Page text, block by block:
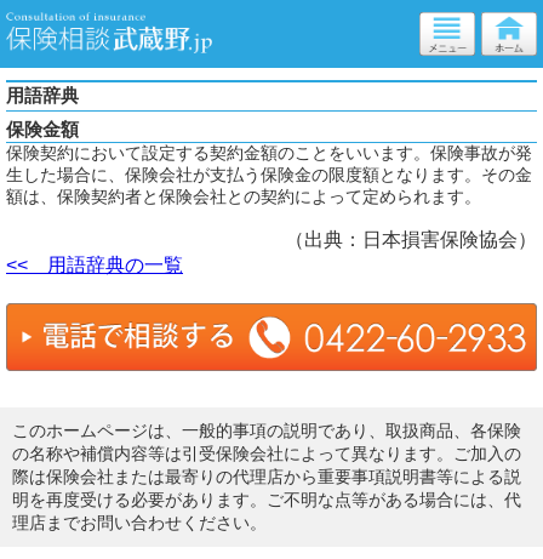
用語辞典
保険金額
保険契約において設定する契約金額のことをいいます。保険事故が発
生した場合に、保険会社が支払う保険金の限度額となります。その金
額は、保険契約者と保険会社との契約によって定められます。
（出典：日本損害保険協会）
<< 用語辞典の一覧
このホームページは、一般的事項の説明であり、取扱商品、各保険
の名称や補償内容等は引受保険会社によって異なります。ご加入の
際は保険会社または最寄りの代理店から重要事項説明書等による説
明を再度受ける必要があります。ご不明な点等がある場合には、代
理店までお問い合わせください。